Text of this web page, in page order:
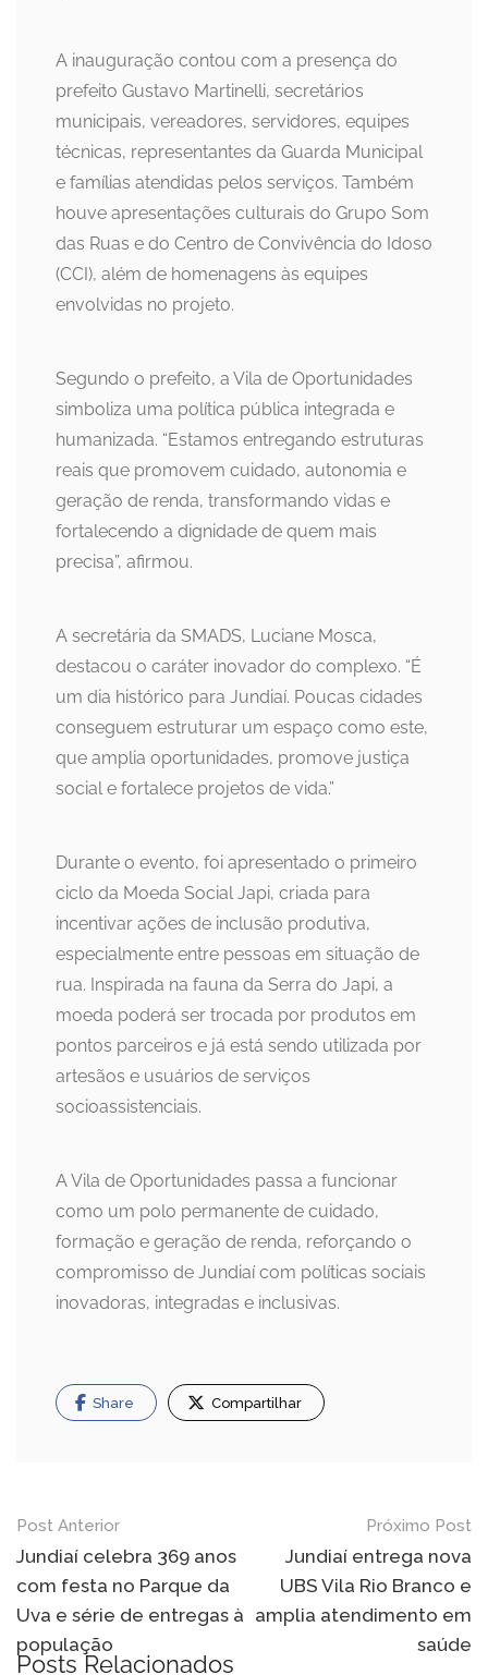
A inauguração contou com a presença do
prefeito Gustavo Martinelli, secretários
municipais, vereadores, servidores, equipes
técnicas, representantes da Guarda Municipal
e famílias atendidas pelos serviços. Também
houve apresentações culturais do Grupo Som
das Ruas e do Centro de Convivência do Idoso
(CCI), além de homenagens às equipes
envolvidas no projeto.
Segundo o prefeito, a Vila de Oportunidades
simboliza uma política pública integrada e
humanizada. “Estamos entregando estruturas
reais que promovem cuidado, autonomia e
geração de renda, transformando vidas e
fortalecendo a dignidade de quem mais
precisa”, afirmou.
A secretária da SMADS, Luciane Mosca,
destacou o caráter inovador do complexo. “É
um dia histórico para Jundiaí. Poucas cidades
conseguem estruturar um espaço como este,
que amplia oportunidades, promove justiça
social e fortalece projetos de vida.”
Durante o evento, foi apresentado o primeiro
ciclo da Moeda Social Japi, criada para
incentivar ações de inclusão produtiva,
especialmente entre pessoas em situação de
rua. Inspirada na fauna da Serra do Japi, a
moeda poderá ser trocada por produtos em
pontos parceiros e já está sendo utilizada por
artesãos e usuários de serviços
socioassistenciais.
A Vila de Oportunidades passa a funcionar
como um polo permanente de cuidado,
formação e geração de renda, reforçando o
compromisso de Jundiaí com políticas sociais
inovadoras, integradas e inclusivas.
Share Compartilhar
Navegação
de
Post
Post Anterior
Jundiaí celebra 369 anos
com festa no Parque da
Uva e série de entregas à
população
Próximo Post
Jundiaí entrega nova
UBS Vila Rio Branco e
amplia atendimento em
saúde
Posts Relacionados